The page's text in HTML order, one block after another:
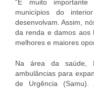
“É muito
municípios do
desenvolvam. Assim,
da renda e damos aos
melhores e maiores
Na área da saúde,
ambulâncias para
de Urgência